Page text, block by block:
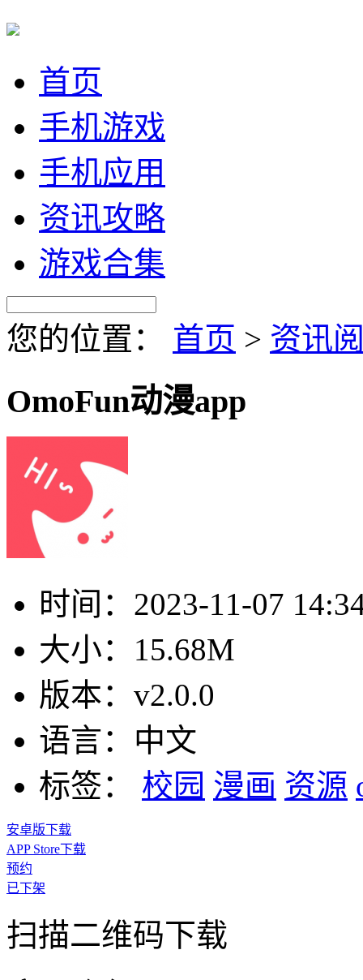
首页
手机游戏
手机应用
资讯攻略
游戏合集
您的位置： 首页 > 资讯
OmoFun动漫app
时间： 2023-11-07
大小： 15.68M
版本： v2.0.0
语言： 中文
标签：
校园 漫画 资源
安卓版下载
APP Store下载
预约
已下架
扫描二维码下载